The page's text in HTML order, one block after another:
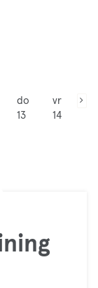
do
13
vr
14